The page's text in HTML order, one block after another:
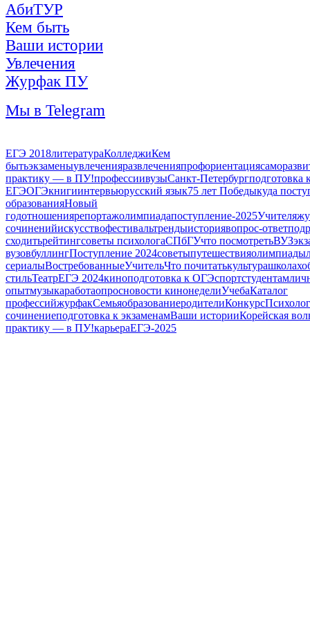
АбиТУР
Кем быть
Ваши истории
Увлечения
Журфак ПУ
Мы в Telegram
ЕГЭ 2018литератураКолледжиКем
бытьэкзаменыувлеченияразвлеченияпрофориентация
практику — в ПУ!профессиивузыСанкт-Петербургподготовка
ЕГЭОГЭкнигиинтервьюрусский язык75 лет Победыкуда
образованияНовый
годотношениярепортажолимпиадапоступление-2025Учителя
сочиненийискусствофестивальтрендыисториявопрос-ответ
сходитьрейтингсоветы психологаСПбГУчто посмотретьВУЗ
вузовбуллингПоступление 2024советыпутешествияолимпиады
сериалыВостребованныеУчительЧто почитатькультурашкола
стильТеатрЕГЭ 2024киноподготовка к ОГЭспортстудентам
опытмузыкаработаопросновости кинонеделиУчебаКаталог
профессийжурфакСемьяобразованиеродителиКонкурс
сочинениеподготовка к экзаменамВаши историиКорейская
практику — в ПУ!карьераЕГЭ-2025